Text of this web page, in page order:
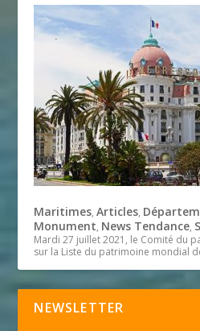
Maritimes,Articles,
Monument, News Tendance,
Mardi 27 juillet 2021, le Comité du
sur la Liste du patrimoine mondial de
NEWSLETTER